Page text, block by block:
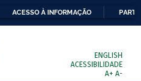
ACESSO À INFORMAÇÃO
ENGLISH
ACESSIBILIDADE
A+ A-